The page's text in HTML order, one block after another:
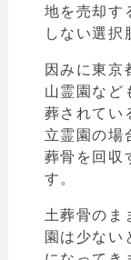
地を売却す
しない選択
因みに東京
山霊園など
葬されてい
立霊園の場
葬骨を回収
す。
土葬骨のま
園は少ない